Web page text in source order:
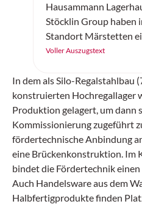
Hausammann
Stöcklin Group haben
Standort Märstetten
Gefahrstoff- und
Voller Auszugstext
In dem als Silo-Regalstahlbau
konstruierten Hochregallager
Produktion gelagert, um dann
Kommissionierung zugeführt
fördertechnische Anbindung
eine Brückenkonstruktion. Im
bindet die Fördertechnik
Auch Handelsware aus dem
Halbfertigprodukte finden